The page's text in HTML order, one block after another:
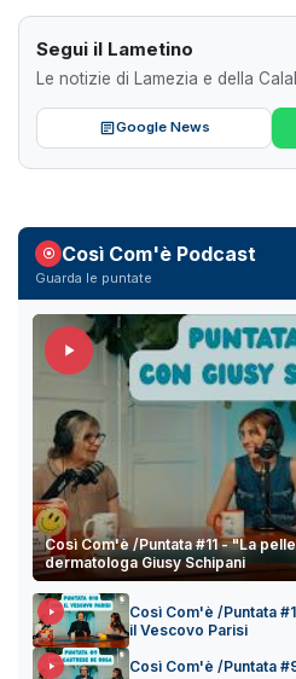
Segui il Lametino
Le notizie di Lamezia e della
Google News
Così Com'è Podcast
Guarda le puntate
Così Com'è /Puntata #11 - "La
dermatologa Giusy Schipani
Così Com'è /Puntata
il Vescovo Parisi
Così Com'è /Puntata